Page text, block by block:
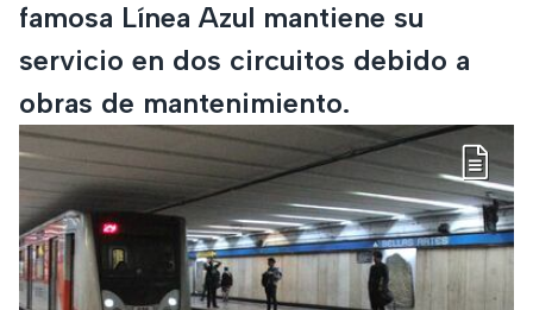
famosa Línea Azul mantiene su
servicio en dos circuitos debido a
obras de mantenimiento.